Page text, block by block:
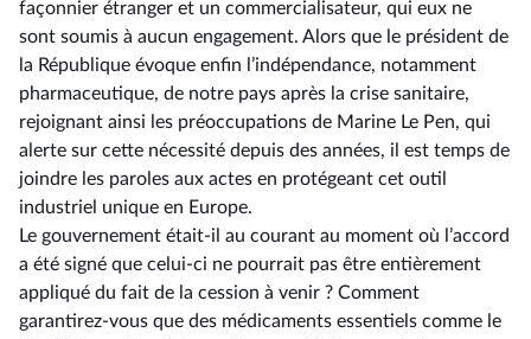
façonnier étranger et un commercialisateur, qui eux ne
sont soumis à aucun engagement. Alors que le président de
la République évoque enfin l’indépendance, notamment
pharmaceutique, de notre pays après la crise sanitaire,
rejoignant ainsi les préoccupations de Marine Le Pen, qui
alerte sur cette nécessité depuis des années, il est temps de
joindre les paroles aux actes en protégeant cet outil
industriel unique en Europe.
Le gouvernement était-il au courant au moment où l’accord
a été signé que celui-ci ne pourrait pas être entièrement
appliqué du fait de la cession à venir ? Comment
garantirez-vous que des médicaments essentiels comme le